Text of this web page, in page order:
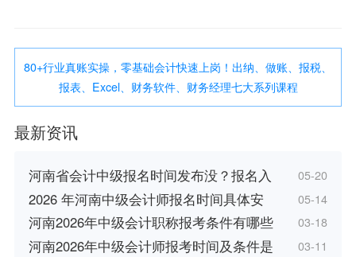
80+行业真账实操，零基础会计快速上岗！出纳、做账、报税、
报表、Excel、财务软件、财务经理七大系列课程
最新资讯
河南省会计中级报名时间发布没？报名入 05-20
2026 年河南中级会计师报名时间具体安 05-14
河南2026年中级会计职称报考条件有哪些 03-18
河南2026年中级会计师报考时间及条件是 03-11